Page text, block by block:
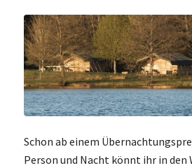
Schon ab einem
Person und Nacht könnt ihr in